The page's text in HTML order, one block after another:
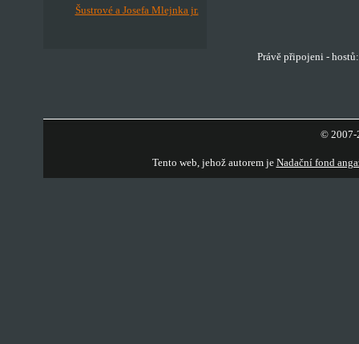
Šustrové a Josefa Mlejnka jr.
Právě připojeni -
© 2007-
Tento web, jehož autorem je Nadační fond